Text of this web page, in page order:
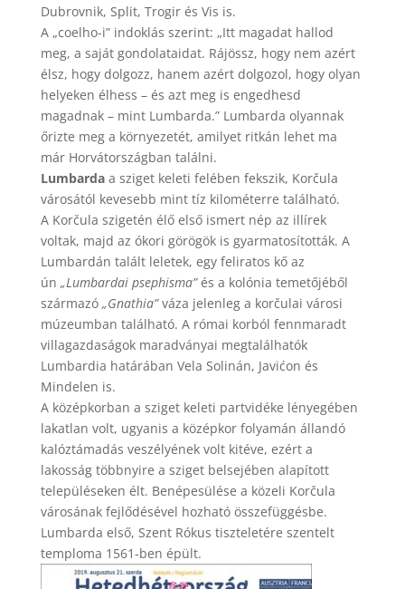
Dubrovnik, Split, Trogir és Vis is.
A „coelho-i” indoklás szerint: „Itt magadat hallod
meg, a saját gondolataidat. Rájössz, hogy nem azért
élsz, hogy dolgozz, hanem azért dolgozol, hogy olyan
helyeken élhess – és azt meg is engedhesd
magadnak – mint Lumbarda.” Lumbarda olyannak
őrizte meg a környezetét, amilyet ritkán lehet ma
már Horvátországban találni.
Lumbardaa sziget keleti felében fekszik, Korčula
városától kevesebb mint tíz kilométerre található.
A Korčula szigetén élő első ismert nép az illírek
voltak, majd az ókori görögök is gyarmatosították. A
Lumbardán talált leletek, egy feliratos kő az
ún „Lumbardai psephisma”és a kolónia temetőjéből
származó „Gnathia”váza jelenleg a korčulai városi
múzeumban található. A római korból fennmaradt
villagazdaságok maradványai megtalálhatók
Lumbardia határában Vela Solinán, Javićon és
Mindelen is.
A középkorban a sziget keleti partvidéke lényegében
lakatlan volt, ugyanis a középkor folyamán állandó
kalóztámadás veszélyének volt kitéve, ezért a
lakosság többnyire a sziget belsejében alapított
településeken élt. Benépesülése a közeli Korčula
városának fejlődésével hozható összefüggésbe.
Lumbarda első, Szent Rókus tiszteletére szentelt
temploma 1561-ben épült.